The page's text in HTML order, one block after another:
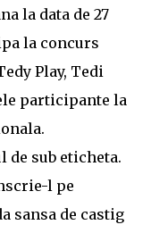
la data de 27
la concurs
Play, Tedi
participante la
de sub eticheta.
l pe
sansa de castig